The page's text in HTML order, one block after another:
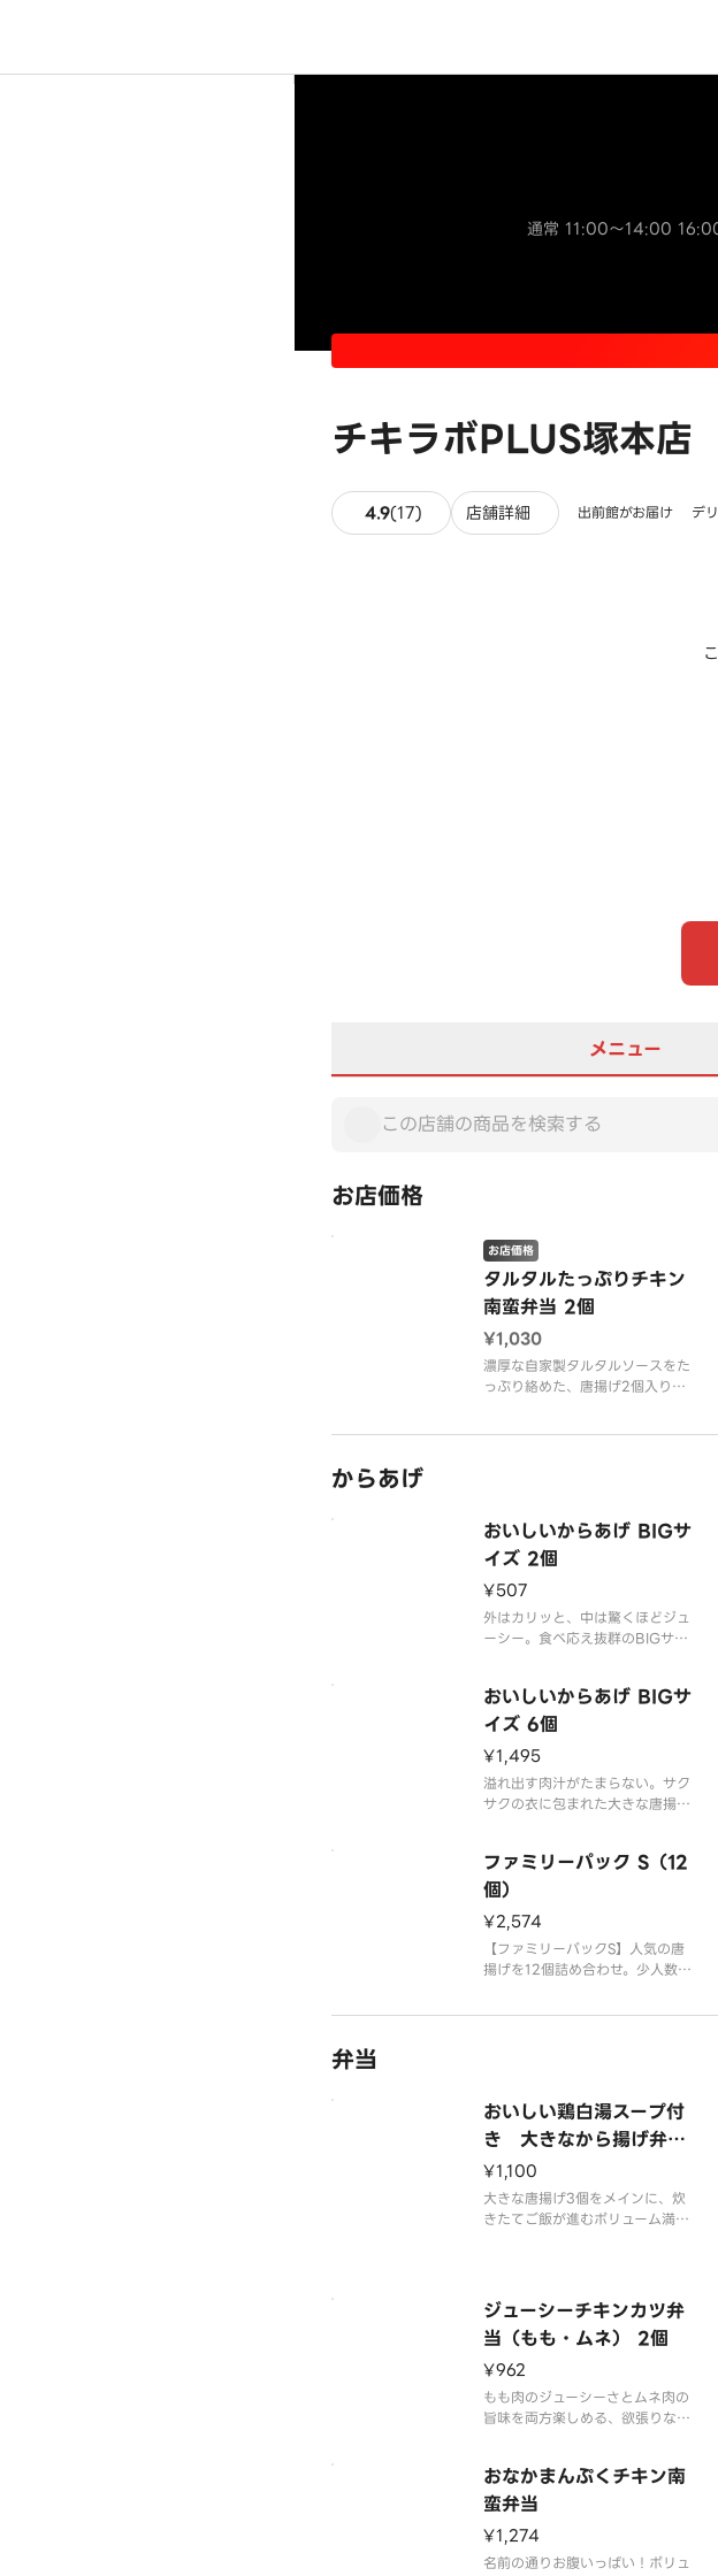
チキラボPLUS塚本店
通常 11:00～14:00
4.9(17) 17件のレビュー
店舗詳細 出前館がお届け デ
メニュー
お店価格
タルタルたっぷりチキン
南蛮弁当 2個
お店価格
¥1,030
濃厚な自家製タルタルソースをた
っぷり絡めた、唐揚げ2個入りの
からあげ
おいしいからあげ BIGサ
イズ 2個
¥507
外はカリッと、中は驚くほどジュ
ーシー。食べ応え抜群のBIGサイ
おいしいからあげ BIGサ
イズ 6個
¥1,495
溢れ出す肉汁がたまらない。サク
サクの衣に包まれた大きな唐揚げ
ファミリーパック S（12
個）
¥2,574
【ファミリーパックS】人気の唐
揚げを12個詰め合わせ。少人数で
弁当
おいしい鶏白湯スープ付
き 大きなから揚げ弁当
3個
¥1,100
大きな唐揚げ3個をメインに、炊
きたてご飯が進むボリューム満点
ジューシーチキンカツ弁
当（もも・ムネ） 2個
¥962
もも肉のジューシーさとムネ肉の
旨味を両方楽しめる、欲張りなチ
おなかまんぷくチキン南
蛮弁当
¥1,274
名前の通りお腹いっぱい！ボリュ